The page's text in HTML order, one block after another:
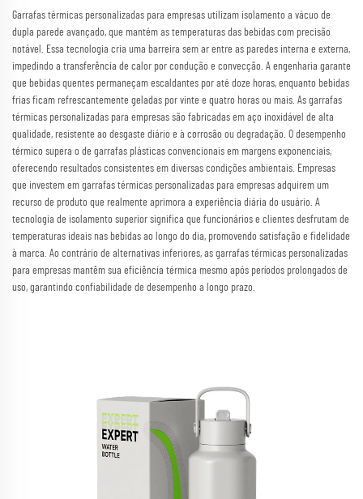
Garrafas térmicas personalizadas para empresas utilizam isolamento a vácuo de
dupla parede avançado, que mantém as temperaturas das bebidas com precisão
notável. Essa tecnologia cria uma barreira sem ar entre as paredes interna e externa,
impedindo a transferência de calor por condução e convecção. A engenharia garante
que bebidas quentes permaneçam escaldantes por até doze horas, enquanto bebidas
frias ficam refrescantemente geladas por vinte e quatro horas ou mais. As garrafas
térmicas personalizadas para empresas são fabricadas em aço inoxidável de alta
qualidade, resistente ao desgaste diário e à corrosão ou degradação. O desempenho
térmico supera o de garrafas plásticas convencionais em margens exponenciais,
oferecendo resultados consistentes em diversas condições ambientais. Empresas
que investem em garrafas térmicas personalizadas para empresas adquirem um
recurso de produto que realmente aprimora a experiência diária do usuário. A
tecnologia de isolamento superior significa que funcionários e clientes desfrutam de
temperaturas ideais nas bebidas ao longo do dia, promovendo satisfação e fidelidade
à marca. Ao contrário de alternativas inferiores, as garrafas térmicas personalizadas
para empresas mantêm sua eficiência térmica mesmo após períodos prolongados de
uso, garantindo confiabilidade de desempenho a longo prazo.